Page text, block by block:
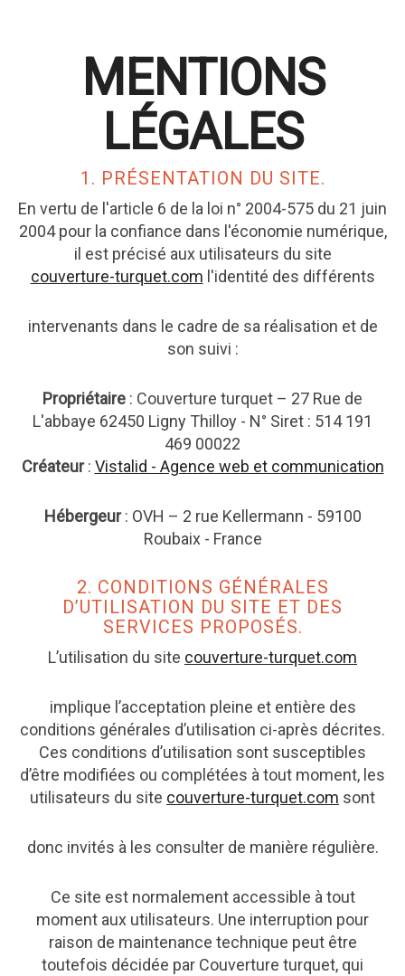
MENTIONS
LÉGALES
1. PRÉSENTATION DU SITE.
En vertu de l'article 6 de la loi n° 2004-575 du 21 juin
2004 pour la confiance dans l'économie numérique,
il est précisé aux utilisateurs du site
couverture-turquet.com l'identité des différents
intervenants dans le cadre de sa réalisation et de
son suivi :
Propriétaire : Couverture turquet – 27 Rue de
L'abbaye 62450 Ligny Thilloy - N° Siret : 514 191
469 00022
Créateur: Vistalid - Agence web et communication
Hébergeur: OVH – 2 rue Kellermann - 59100
Roubaix - France
2. CONDITIONS GÉNÉRALES
D’UTILISATION DU SITE ET DES
SERVICES PROPOSÉS.
L’utilisation du site couverture-turquet.com
implique l’acceptation pleine et entière des
conditions générales d’utilisation ci-après décrites.
Ces conditions d’utilisation sont susceptibles
d’être modifiées ou complétées à tout moment, les
utilisateurs du site couverture-turquet.com sont
donc invités à les consulter de manière régulière.
Ce site est normalement accessible à tout
moment aux utilisateurs. Une interruption pour
raison de maintenance technique peut être
toutefois décidée par Couverture turquet, qui